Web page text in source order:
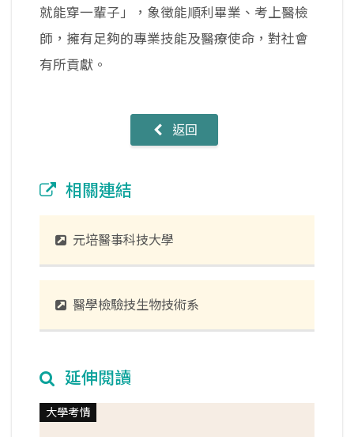
就能穿一輩子」，象徵能順利畢業、考上醫檢
師，擁有足夠的專業技能及醫療使命，對社會
有所貢獻。
返回
相關連結
元培醫事科技大學
醫學檢驗技生物技術系
延伸閱讀
大學考情